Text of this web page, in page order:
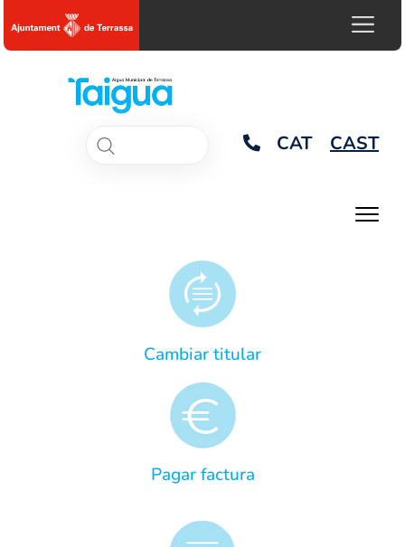
CAT CAST
Cambiar titular
Pagar factura